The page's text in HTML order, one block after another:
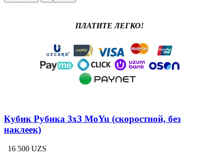
ПЛАТИТЕ ЛЕГКО!
Кубик Рубика 3x3 MoYu (скоростной, без
наклеек)
16 500 UZS